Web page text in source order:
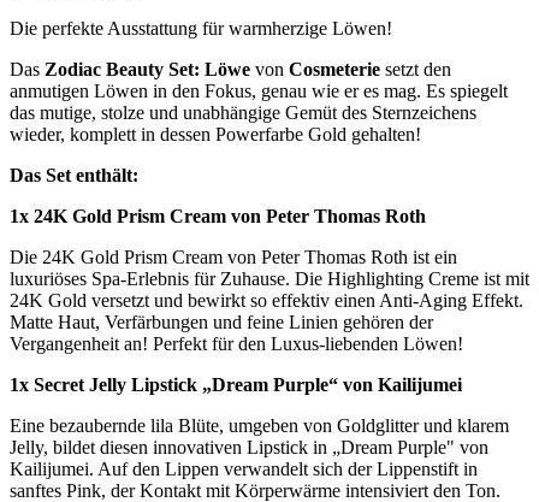
Die perfekte Ausstattung für warmherzige Löwen!
Das Zodiac Beauty Set: Löwe von Cosmeterie setzt den
anmutigen Löwen in den Fokus, genau wie er es mag. Es spiegelt
das mutige, stolze und unabhängige Gemüt des Sternzeichens
wieder, komplett in dessen Powerfarbe Gold gehalten!
Das Set enthält:
1x 24K Gold Prism Cream von Peter Thomas Roth
Die 24K Gold Prism Cream von Peter Thomas Roth ist ein
luxuriöses Spa-Erlebnis für Zuhause. Die Highlighting Creme ist mit
24K Gold versetzt und bewirkt so effektiv einen Anti-Aging Effekt.
Matte Haut, Verfärbungen und feine Linien gehören der
Vergangenheit an! Perfekt für den Luxus-liebenden Löwen!
1x Secret Jelly Lipstick „Dream Purple“ von Kailijumei
Eine bezaubernde lila Blüte, umgeben von Goldglitter und klarem
Jelly, bildet diesen innovativen Lipstick in „Dream Purple" von
Kailijumei. Auf den Lippen verwandelt sich der Lippenstift in
sanftes Pink, der Kontakt mit Körperwärme intensiviert den Ton.